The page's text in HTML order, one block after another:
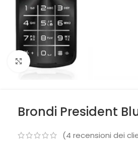
Clicca per ingrandire
Brondi President
(4 recensioni dei